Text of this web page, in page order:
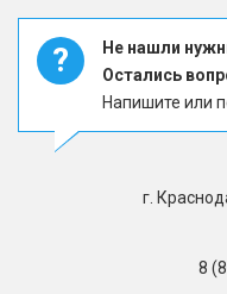
?
Не нашли
Остались
Напишите или
г.
8